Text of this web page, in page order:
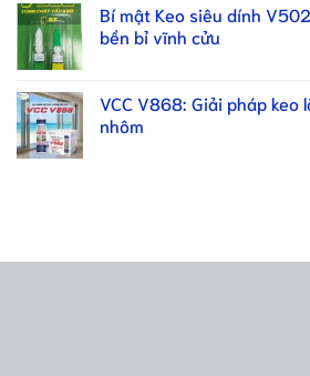
Bí mật Keo siêu dính V502
bền bỉ vĩnh cửu
VCC V868: Giải pháp keo
nhôm